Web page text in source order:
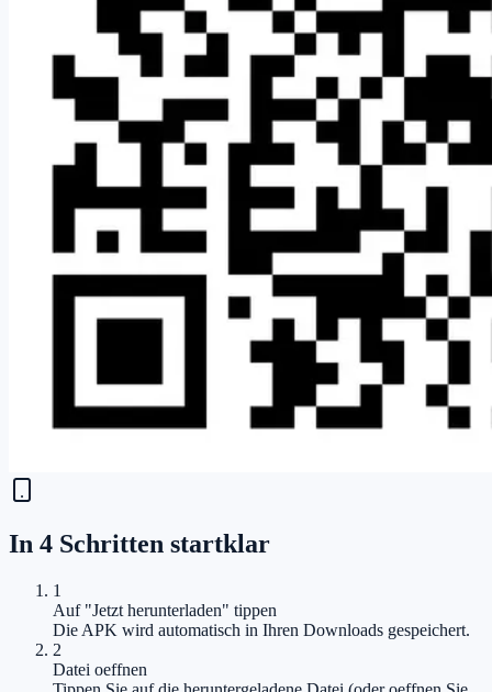
In 4 Schritten startklar
1
Auf "Jetzt herunterladen" tippen
Die APK wird automatisch in Ihren Downloads gespeichert.
2
Datei oeffnen